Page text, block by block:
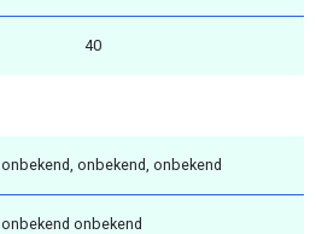
40
onbekend, onbekend, onbekend
onbekend onbekend